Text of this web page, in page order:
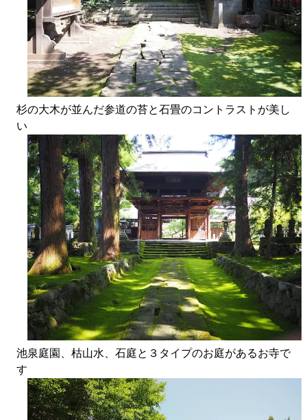
杉の大木が並んだ参道の苔と石畳のコントラストが美し
い
池泉庭園、枯山水、石庭と３タイプのお庭があるお寺で
す